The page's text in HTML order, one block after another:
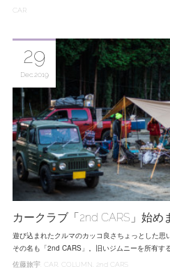
CAR
カークラブ「2nd CARS」始め
遊び込まれたクルマのカッコ良さちょっとした思
その名も「2nd CARS」。旧いジムニーを所有
29
Dec2019
佐藤旅宇 CAR COLUMN 2nd CARS